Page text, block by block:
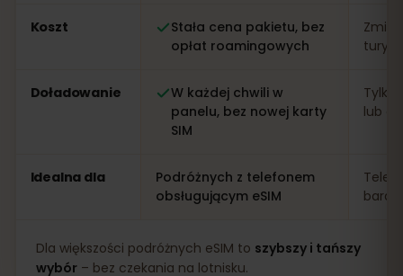
Koszt
Stała cena pakietu, bez
opłat roamingowych
Doładowanie
W każdej chwili w
panelu, bez nowej karty
SIM
Tylko
lub
Idealna dla
Podróżnych z telefonem
obsługującym eSIM
Dla większości podróżnych eSIM to szybszy i tańszy
wybór– bez czekania na lotnisku.